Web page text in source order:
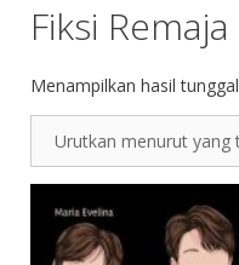
Fiksi Remaja
Menampilkan hasil tunggal